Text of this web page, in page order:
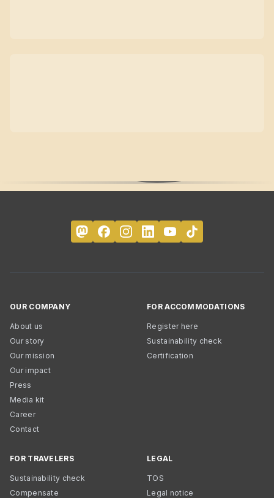
OUR COMPANY
About us
Our story
Our mission
Our impact
Press
Media kit
Career
Contact
FOR ACCOMMODATIONS
Register here
Sustainability check
Certification
FOR TRAVELERS
Sustainability check
Compensate
LEGAL
TOS
Legal notice